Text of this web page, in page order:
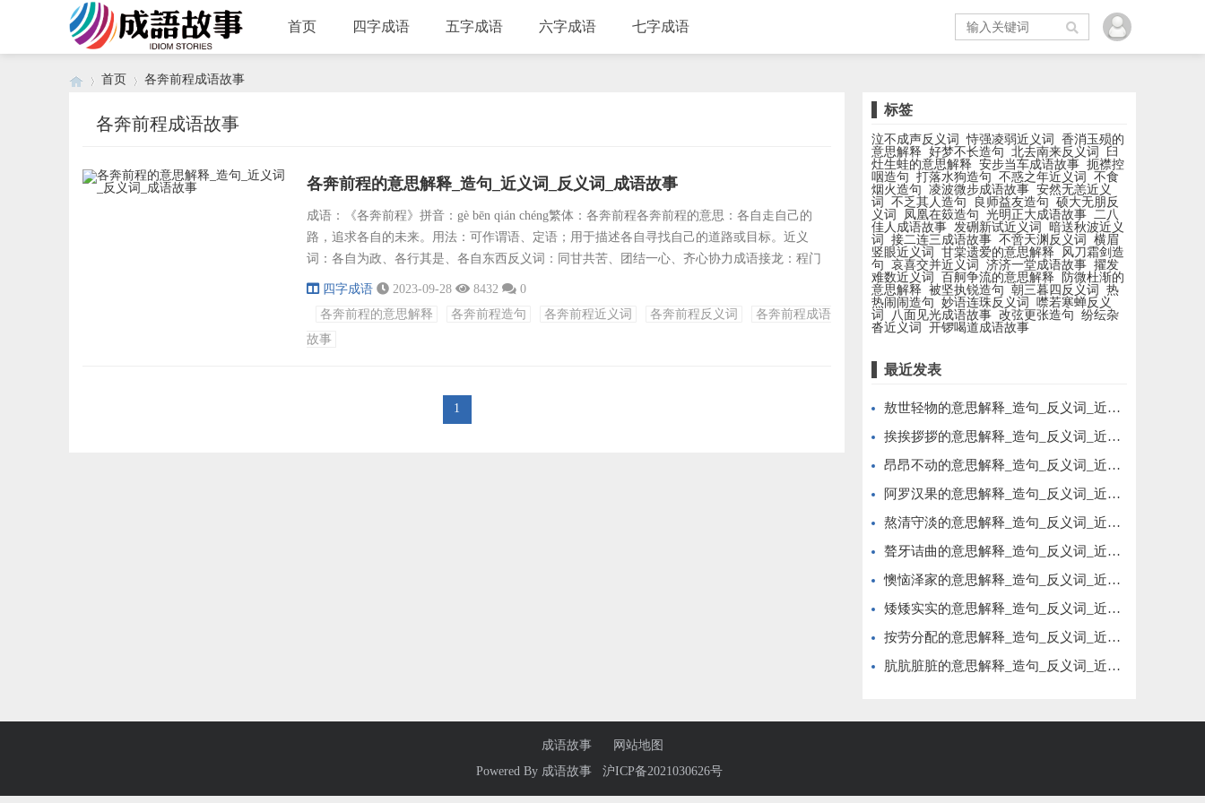
首页 四字成语 五字成语 六字成语 七字成语
首页 各奔前程成语故事
各奔前程成语故事
各奔前程的意思解释_造句_近义词_反义词_成语故事
成语：《各奔前程》拼音：gè bēn qián chéng繁体：各奔前程各奔前程的意思：各自走自己的
路，追求各自的未来。用法：可作谓语、定语；用于描述各自寻找自己的道路或目标。近义
词：各自为政、各行其是、各自东西反义词：同甘共苦、团结一心、齐心协力成语接龙：程门
立雪、程高放矢、乘势而上、乘风破浪、成群结队、乘机打劫、成千上万、成家立业、成风化
代，没有明确的文献出处。造句：1.大学毕业后，我们四人便各奔前程。2.多年的合作伙伴因为
利益分...
四字成语 2023-09-28 8432
0
各奔前程的意思解释
各奔前程造句 各奔前程近义词 各奔前程反义词
各奔前程成语
故事
1
标签
泣不成声反义词 恃强凌弱近义词
香消玉殒的
意思解释 好梦不长造句 北去南来反义词
臼
灶生蛙的意思解释 安步当车成语故事 扼襟控
咽造句 打落水狗造句 不惑之年近义词
不食
烟火造句 凌波微步成语故事 安然无恙近义
词
不乏其人造句 良师益友造句 硕大无朋反
义词
凤凰在笯造句 光明正大成语故事 二八
佳人成语故事 发硎新试近义词
暗送秋波近义
词
接二连三成语故事 不啻天渊反义词
横眉
竖眼近义词
甘棠遗爱的意思解释
风刀霜剑造
句 哀喜交并近义词 济济一堂成语故事 擢发
难数近义词
百舸争流的意思解释
防微杜渐的
意思解释 被坚执锐造句 朝三暮四反义词
热
热闹闹造句 妙语连珠反义词
噤若寒蝉反义
词
八面见光成语故事 改弦更张造句 纷纭杂
沓近义词
开锣喝道成语故事
最近发表
敖世轻物的意思解释_造句_反义词_近义词_成语故事
挨挨拶拶的意思解释_造句_反义词_近义词_成语故事
昂昂不动的意思解释_造句_反义词_近义词_成语故事
阿罗汉果的意思解释_造句_反义词_近义词_成语故事
熬清守淡的意思解释_造句_反义词_近义词_成语故事
聱牙诘曲的意思解释_造句_反义词_近义词_成语故事
懊恼泽家的意思解释_造句_反义词_近义词_成语故事
矮矮实实的意思解释_造句_反义词_近义词_成语故事
按劳分配的意思解释_造句_反义词_近义词_成语故事
肮肮脏脏的意思解释_造句_反义词_近义词_成语故事
成语故事
网站地图
Powered By 成语故事 沪ICP备2021030626号